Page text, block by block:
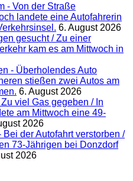
- Von der Straße
landete eine Autofahrerin
6. August 2026
gesucht / Zu einer
kam es am Mittwoch in
- Überholendes Auto
stießen zwei Autos am
6. August 2026
viel Gas gegeben / In
am Mittwoch eine 49-
2026
der Autofahrt verstorben /
73-Jährigen bei Donzdorf
2026